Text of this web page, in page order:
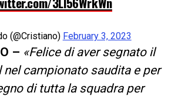
(@Cristiano) February 3, 2023
– «Felice di aver segnato il
campionato saudita e per
di tutta la squadra per